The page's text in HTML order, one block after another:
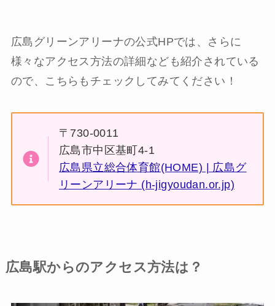
広島グリーンアリーナの公式HPでは、さらに
様々なアクセス方法の詳細なども紹介されている
ので、こちらもチェックしてみてください！
〒730-0011
広島市中区基町4-1
広島県立総合体育館(HOME) | 広島グ
リーンアリーナ (h-jigyoudan.or.jp)
広島駅からのアクセス方法は？